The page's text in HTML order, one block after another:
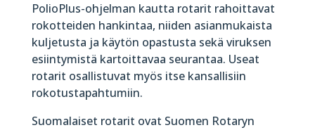
PolioPlus-ohjelman kautta rotarit rahoittavat
rokotteiden hankintaa, niiden asianmukaista
kuljetusta ja käytön opastusta sekä viruksen
esiintymistä kartoittavaa seurantaa. Useat
rotarit osallistuvat myös itse kansallisiin
rokotustapahtumiin.
Suomalaiset rotarit ovat Suomen Rotaryn